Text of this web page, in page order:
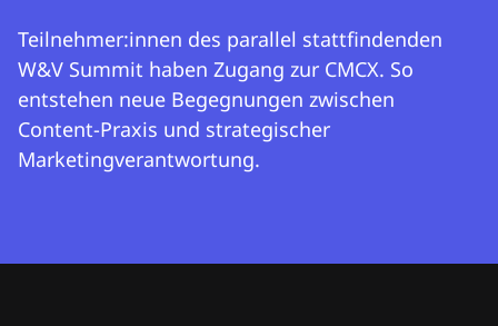
Teilnehmer:innen des parallel stattfindenden
W&V Summit haben Zugang zur CMCX. So
entstehen neue Begegnungen zwischen
Content-Praxis und strategischer
Marketingverantwortung.